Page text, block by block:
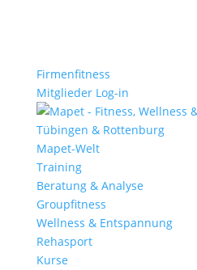
Firmenfitness
Mitglieder Log-in
Mapet-Welt
Training
Beratung & Analyse
Groupfitness
Wellness & Entspannung
Rehasport
Kurse